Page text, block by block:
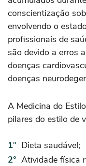
conscientização
envolvendo o
profissionais de
são devido a erros
doenças
doenças
A Medicina do
pilares do estilo de
Dieta saudável;
Atividade física